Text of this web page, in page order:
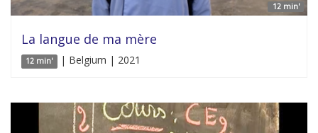
12 min'
La langue de ma mère
12 min' | Belgium | 2021